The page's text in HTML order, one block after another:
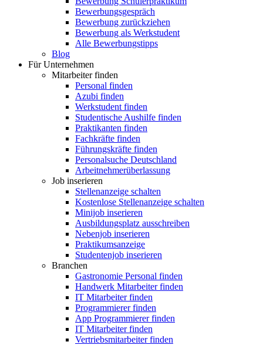
Bewerbungsgespräch
Bewerbung zurückziehen
Bewerbung als Werkstudent
Alle Bewerbungstipps
Blog
Für Unternehmen
Mitarbeiter finden
Personal finden
Azubi finden
Werkstudent finden
Studentische Aushilfe finden
Praktikanten finden
Fachkräfte finden
Führungskräfte finden
Personalsuche Deutschland
Arbeitnehmerüberlassung
Job inserieren
Stellenanzeige schalten
Kostenlose Stellenanzeige schalten
Minijob inserieren
Ausbildungsplatz ausschreiben
Nebenjob inserieren
Praktikumsanzeige
Studentenjob inserieren
Branchen
Gastronomie Personal finden
Handwerk Mitarbeiter finden
IT Mitarbeiter finden
Programmierer finden
App Programmierer finden
IT Mitarbeiter finden
Vertriebsmitarbeiter finden